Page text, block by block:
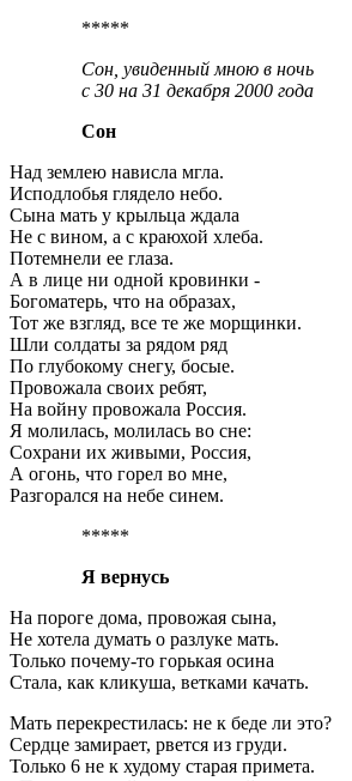
*****
Сон, увиденный мною в ночь
с 30 на 31 декабря 2000 года
Сон
Над землею нависла мгла.
Исподлобья глядело небо.
Сына мать у крыльца ждала
Не с вином, а с краюхой хлеба.
Потемнели ее глаза.
А в лице ни одной кровинки -
Богоматерь, что на образах,
Тот же взгляд, все те же морщинки.
Шли солдаты за рядом ряд
По глубокому снегу, босые.
Провожала своих ребят,
На войну провожала Россия.
Я молилась, молилась во сне:
Сохрани их живыми, Россия,
А огонь, что горел во мне,
Разгорался на небе синем.
*****
Я вернусь
На пороге дома, провожая сына,
Не хотела думать о разлуке мать.
Только почему-то горькая осина
Стала, как кликуша, ветками качать.
Мать перекрестилась: не к беде ли это?
Сердце замирает, рвется из груди.
Только 6 не к худому старая примета.